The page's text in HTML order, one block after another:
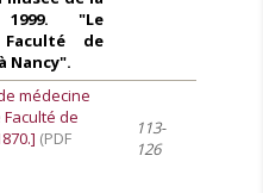
"Le
de
Nancy".
médecine
de
(PDF
113-
126